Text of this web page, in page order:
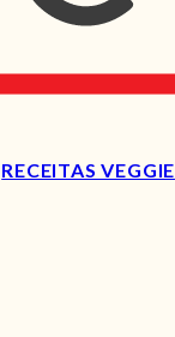
RECEITAS VEGGIE